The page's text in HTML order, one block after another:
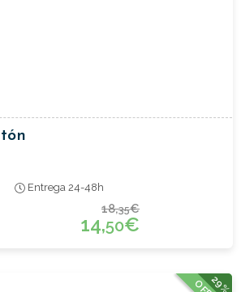
Entrega 24-48h
18,35€
14,50€
29%